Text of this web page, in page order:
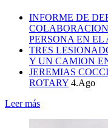
INFORME DE
PERSONA EN
TRES
Y UN CAMION
JEREMIAS
ROTARY 4.Ago
Leer más